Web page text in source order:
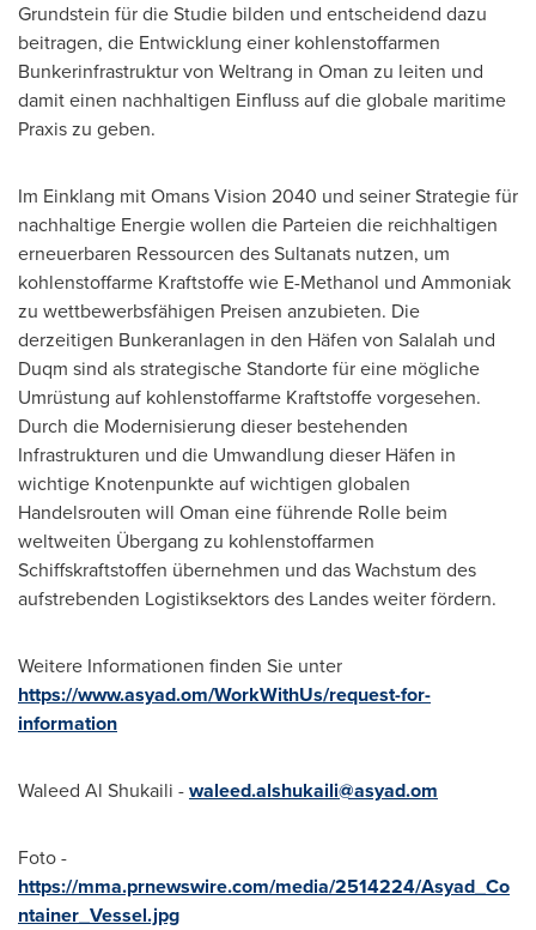
Grundstein für die Studie bilden und entscheidend dazu
beitragen, die Entwicklung einer kohlenstoffarmen
Bunkerinfrastruktur von Weltrang in Oman zu leiten und
damit einen nachhaltigen Einfluss auf die globale maritime
Praxis zu geben.
Im Einklang mit Omans Vision 2040 und seiner Strategie für
nachhaltige Energie wollen die Parteien die reichhaltigen
erneuerbaren Ressourcen des Sultanats nutzen, um
kohlenstoffarme Kraftstoffe wie E-Methanol und Ammoniak
zu wettbewerbsfähigen Preisen anzubieten. Die
derzeitigen Bunkeranlagen in den Häfen von Salalah und
Duqm sind als strategische Standorte für eine mögliche
Umrüstung auf kohlenstoffarme Kraftstoffe vorgesehen.
Durch die Modernisierung dieser bestehenden
Infrastrukturen und die Umwandlung dieser Häfen in
wichtige Knotenpunkte auf wichtigen globalen
Handelsrouten will Oman eine führende Rolle beim
weltweiten Übergang zu kohlenstoffarmen
Schiffskraftstoffen übernehmen und das Wachstum des
aufstrebenden Logistiksektors des Landes weiter fördern.
Weitere Informationen finden Sie unter
https://www.asyad.om/WorkWithUs/request-for-
information
Waleed Al Shukaili -waleed.alshukaili@asyad.om
Foto -
https://mma.prnewswire.com/media/2514224/Asyad_Co
ntainer_Vessel.jpg